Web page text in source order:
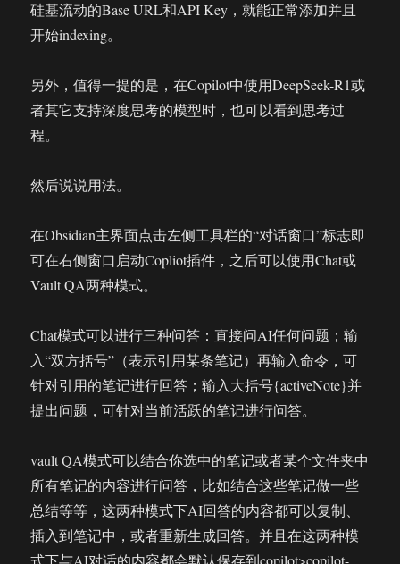
硅基流动的Base URL和API Key，就能正常添加并且
开始indexing。
另外，值得一提的是，在Copilot中使用DeepSeek-R1或
者其它支持深度思考的模型时，也可以看到思考过
程。
然后说说用法。
在Obsidian主界面点击左侧工具栏的“对话窗口”标志即
可在右侧窗口启动Copliot插件，之后可以使用Chat或
Vault QA两种模式。
Chat模式可以进行三种问答：直接问AI任何问题；输
入“双方括号”（表示引用某条笔记）再输入命令，可
针对引用的笔记进行回答；输入大括号{activeNote}并
提出问题，可针对当前活跃的笔记进行问答。
vault QA模式可以结合你选中的笔记或者某个文件夹中
所有笔记的内容进行问答，比如结合这些笔记做一些
总结等等，这两种模式下AI回答的内容都可以复制、
插入到笔记中，或者重新生成回答。并且在这两种模
式下与AI对话的内容都会默认保存到copilot>copilot-